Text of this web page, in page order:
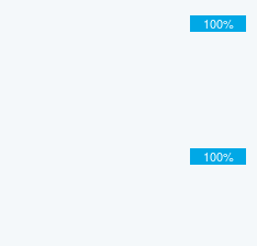
100%
100%